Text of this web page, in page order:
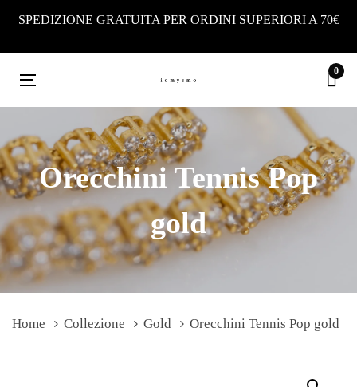
primary
navigation
Skip
content
SPEDIZIONE GRATUITA PER ORDINI SUPERIORI A 70€
0
Toggle
Orecchini Tennis Pop
gold
Home Collezione Gold Orecchini Tennis Pop gold